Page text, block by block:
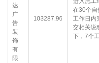
达
广
告
装
饰
有
限
103287.96
在30个自
工作日内
交相关说
下，7个